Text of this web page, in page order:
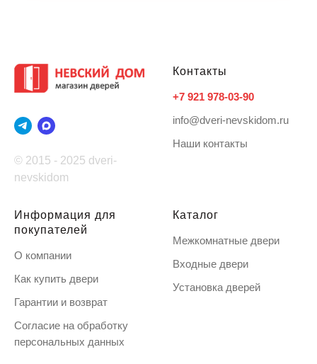
© 2015 - 2025 dveri-
nevskidom
Контакты
+7 921 978-03-90
info@dveri-nevskidom.ru
Наши контакты
Информация для
покупателей
О компании
Как купить двери
Гарантии и возврат
Согласие на обработку
персональных данных
Каталог
Межкомнатные двери
Входные двери
Установка дверей